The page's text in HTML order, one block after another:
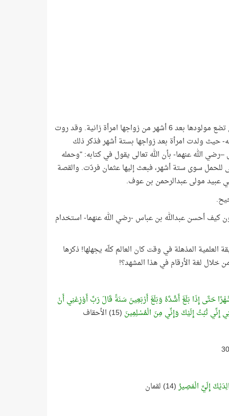
فالولادة في ستة أشهر نادرة للغاية، بل كان الناس قبل الإسلام يعتبرون أن المرأة التي تضع مولودها بعد 6 أشهر من زواجها امرأة زانية. وقد روت
حيث ولدت امرأة بعد زواجها بستة أشهر فذكر ذلك
الله عنهما- بأن الله تعالى يقول في كتابه: "وحمله
(الأحقاف: 15) ويقول: "وفصاله في عامين" (لقمان: 14)، فلا يبقى للحمل سوى ستة أشهر، فبعث إليها عثمان فردّت. والقصة
عبيد مولى عبدالرحمن بن عوف.
.
كيف أحسن عبدالله بن عباس -رضي الله عنهما- استخدام
العلمية المذهلة في وقت كان العالم كلّه يجهلها! ذكرها
خلال لغة الأرقام في هذا المشهد؟!
حَتَّى إِذَا بَلَغَ أَشُدَّهُ وَبَلَغَ أَرْبَعِينَ سَنَةً قَالَ رَبِّ أَوْزِعْنِي أَنْ
إِنِّي تُبْتُ إِلَيْكَ وَإِنِّي مِنَ الْمُسْلِمِينَ (15) الأحقاف
إِلَيَّ الْمَصِيرُ(14) لقمان